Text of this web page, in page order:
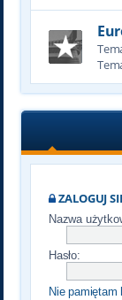
ZALOGUJ
Nazwa
Hasło:
Nie pamiętam